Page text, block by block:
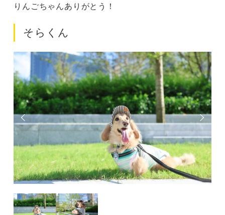
りんごちゃんありがとう！
そらくん